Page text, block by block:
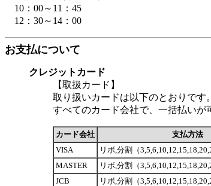
10：00～11：45
12：30～14：00
お支払について
クレジットカード
【取扱カード】
取り扱いカードは以下のとおりです。
すべてのカード会社で、一括払いが
カード会社
支払方法
VISA
リボ,分割（
MASTER
リボ,分割（
JCB
リボ,分割（